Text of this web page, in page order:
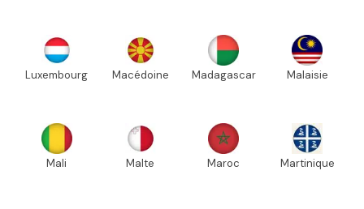
Luxembourg Macédoine Madagascar Malaisie
Mali Malte Maroc Martinique